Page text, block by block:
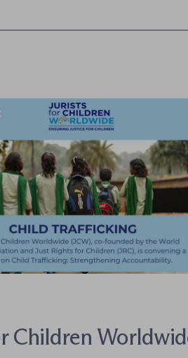
Children